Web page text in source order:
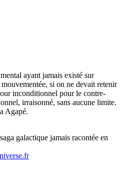
ayant jamais existé sur
si on ne devait retenir
inconditionnel pour le contre-
irraisonné, sans aucune limite.
Agapé.
galactique jamais racontée en